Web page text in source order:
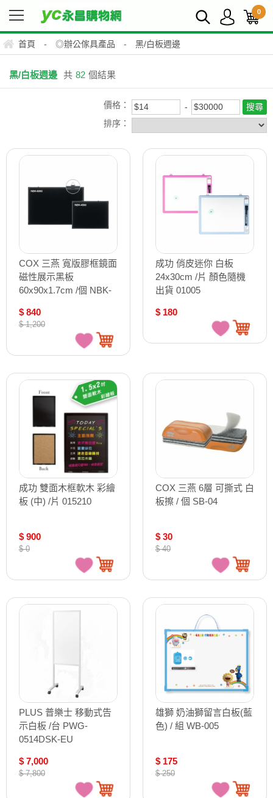
0
首頁 - ◎辦公傢具產品 - 黑/白板週邊
黑/白板週邊 共 82 個結果
價格：
排序：
COX 三燕 寬版膠框鏡面
磁性展示黑板
60x90x1.7cm /個 NBK-
$ 840
$ 1,200
成功 俏皮迷你 白板
24x30cm /片 顏色隨機
出貨 01005
$ 180
成功 雙面木框軟木 彩繪
板 (中) /片 015210
$ 900
$ 0
COX 三燕 6層 可撕式 白
板擦 / 個 SB-04
$ 30
$ 40
PLUS 普樂士 移動式告
示白板 /台 PWG-
0514DSK-EU
$ 7,000
$ 7,800
雄獅 奶油獅留言白板(藍
色) / 組 WB-005
$ 175
$ 250